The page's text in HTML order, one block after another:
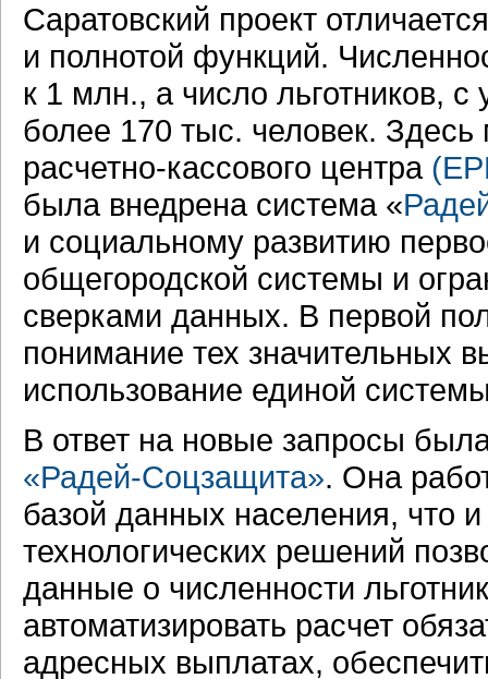
Саратовский проект
и полнотой функций.
к 1 млн., а число льготников, с
более 170 тыс. человек.
расчетно-кассового центра
была внедрена система «
и социальному развитию
общегородской системы и
сверками данных. В первой
понимание тех значительных
использование единой
В ответ на новые запросы
«Радей-Соцзащита». Она
базой данных населения, что
технологических решений
данные о численности
автоматизировать расчет
адресных выплатах,